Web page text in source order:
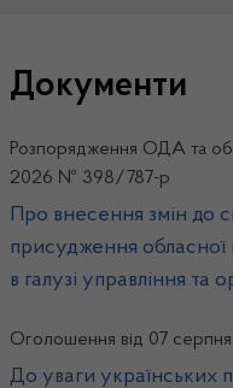
Документи
Розпорядження ОДА та
2026 № 398/787-р
Про внесення змін до
присудження обласної
в галузі управління та
Оголошення від 07
До уваги українських